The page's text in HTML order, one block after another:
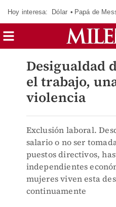
Hoy interesa: Dólar Papá de
Desigualdad
el trabajo,
violencia
Exclusión laboral.
salario o no ser
puestos directivos,
independientes
mujeres viven esta
continuamente